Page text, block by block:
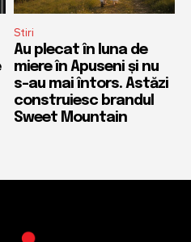
Stiri
Au plecat în luna de
miere în Apuseni și nu
s-au mai întors. Astăzi
construiesc brandul
Sweet Mountain